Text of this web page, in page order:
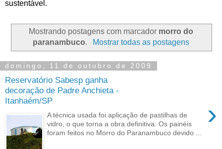
sustentável.
Mostrando postagens com marcador morro do
paranambuco. Mostrar todas as postagens
domingo, 11 de outubro de 2009
Reservatório Sabesp ganha
decoração de Padre Anchieta -
Itanhaém/SP
›
A técnica usada foi aplicação de pastilhas de
vidro, o que torna a obra definitiva. Os painéis
foram feitos no Morro do Paranambuco devido ...